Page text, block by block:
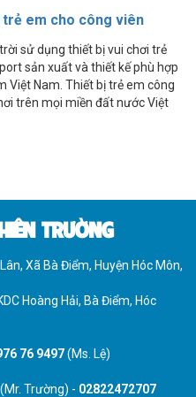
em cho công viên
sử dụng thiết bị vui chơi trẻ
sản xuất và thiết kế phù hợp
Việt Nam. Thiết bị trẻ em công
trên mọi miền đất nước Việt
TRƯỜNG
Xã Bà Điểm, Huyện Hóc Môn,
Hoàng Hải, Bà Điểm, Hóc
76 9497(Ms. Lệ)
(Mr. Trường) - 02822472707